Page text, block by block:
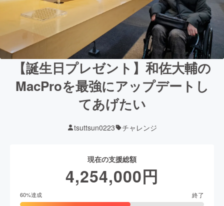
【誕生日プレゼント】和佐大輔の
MacProを最強にアップデートし
てあげたい
tsuttsun0223 チャレンジ
現在の支援総額
4,254,000円
60%達成 終了